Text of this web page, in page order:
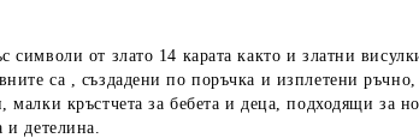
символи от злато 14 карата както и златни
са , създадени по поръчка и изплетени
малки кръстчета за бебета и деца, подходящи за
и детелина.